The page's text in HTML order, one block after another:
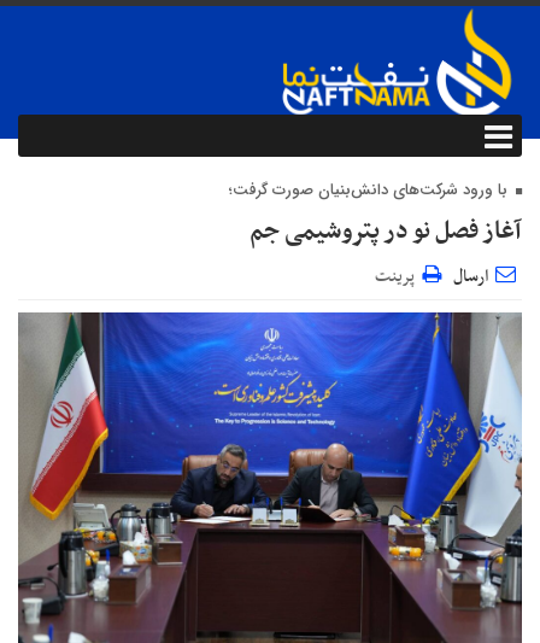
با ورود شرکت‌های دانش‌بنیان صورت گرفت؛
آغاز فصل نو در پتروشیمی جم
ارسال پرینت